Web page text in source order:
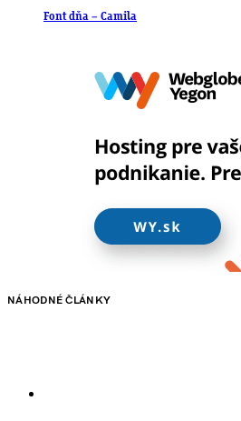
Font dňa – Camila
NÁHODNÉ ČLÁNKY